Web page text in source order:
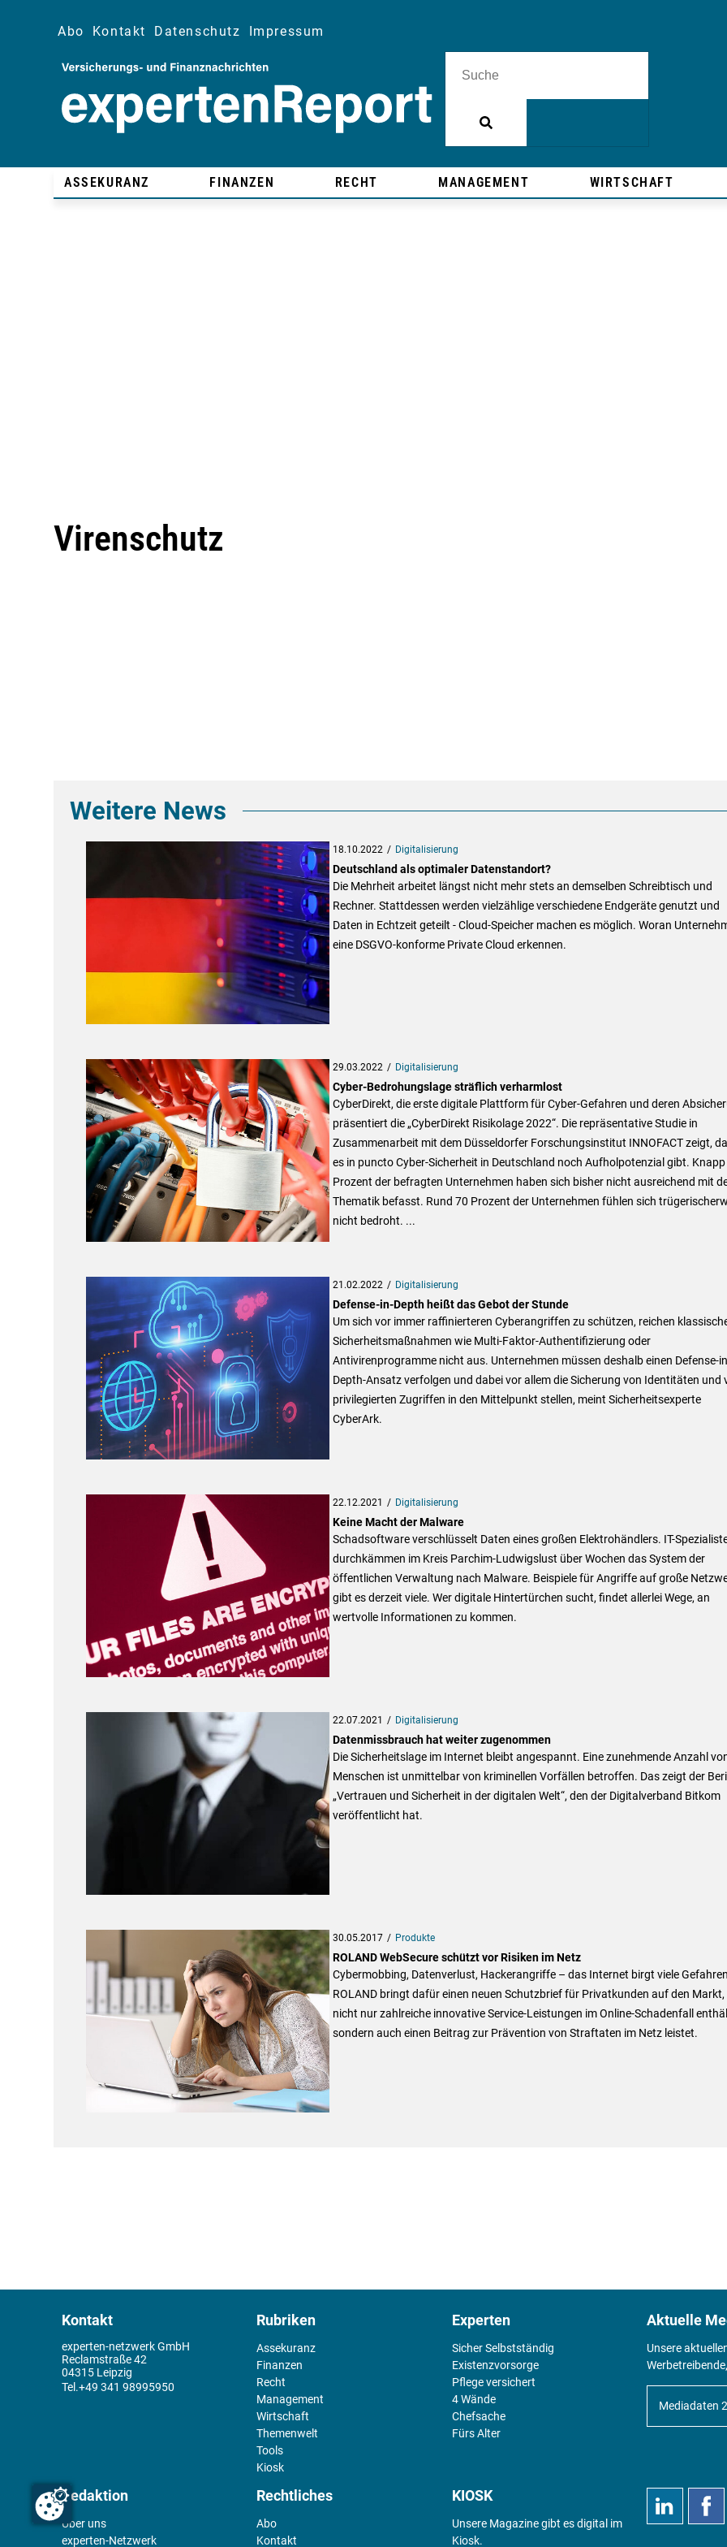
Abo Kontakt Datenschutz Impressum
ASSEKURANZ FINANZEN RECHT MANAGEMENT WIRTSCHAFT
Virenschutz
Weitere News
18.10.2022 Digitalisierung
Deutschland als optimaler Datenstandort?
Die Mehrheit arbeitet längst nicht mehr stets an demselben Schreibtisch und
Rechner. Stattdessen werden vielzählige verschiedene Endgeräte genutzt und
Daten in Echtzeit geteilt - Cloud-Speicher machen es möglich. Woran
eine DSGVO-konforme Private Cloud erkennen.
29.03.2022 Digitalisierung
Cyber-Bedrohungslage sträflich verharmlost
CyberDirekt, die erste digitale Plattform für Cyber-Gefahren und deren
präsentiert die „CyberDirekt Risikolage 2022“. Die repräsentative Studie in
Zusammenarbeit mit dem Düsseldorfer Forschungsinstitut INNOFACT zeigt,
es in puncto Cyber-Sicherheit in Deutschland noch Aufholpotenzial gibt. Knapp
Prozent der befragten Unternehmen haben sich bisher nicht ausreichend mit
Thematik befasst. Rund 70 Prozent der Unternehmen fühlen sich
nicht bedroht. ...
21.02.2022 Digitalisierung
Defense-in-Depth heißt das Gebot der Stunde
Um sich vor immer raffinierteren Cyberangriffen zu schützen, reichen
Sicherheitsmaßnahmen wie Multi-Faktor-Authentifizierung oder
Antivirenprogramme nicht aus. Unternehmen müssen deshalb einen Defense-
Depth-Ansatz verfolgen und dabei vor allem die Sicherung von Identitäten und
privilegierten Zugriffen in den Mittelpunkt stellen, meint Sicherheitsexperte
CyberArk.
22.12.2021 Digitalisierung
Keine Macht der Malware
Schadsoftware verschlüsselt Daten eines großen Elektrohändlers. IT-
durchkämmen im Kreis Parchim-Ludwigslust über Wochen das System der
öffentlichen Verwaltung nach Malware. Beispiele für Angriffe auf große
gibt es derzeit viele. Wer digitale Hintertürchen sucht, findet allerlei Wege, an
wertvolle Informationen zu kommen.
22.07.2021 Digitalisierung
Datenmissbrauch hat weiter zugenommen
Die Sicherheitslage im Internet bleibt angespannt. Eine zunehmende Anzahl
Menschen ist unmittelbar von kriminellen Vorfällen betroffen. Das zeigt der
„Vertrauen und Sicherheit in der digitalen Welt“, den der Digitalverband Bitkom
veröffentlicht hat.
30.05.2017 Produkte
ROLAND WebSecure schützt vor Risiken im Netz
Cybermobbing, Datenverlust, Hackerangriffe – das Internet birgt viele
ROLAND bringt dafür einen neuen Schutzbrief für Privatkunden auf den Markt,
nicht nur zahlreiche innovative Service-Leistungen im Online-Schadenfall
sondern auch einen Beitrag zur Prävention von Straftaten im Netz leistet.
Kontakt
experten-netzwerk GmbH
Reclamstraße 42
04315 Leipzig
+49 341 98995950
Rubriken
Assekuranz
Finanzen
Recht
Management
Wirtschaft
Themenwelt
Tools
Kiosk
Experten
Sicher Selbstständig
Existenz­vorsorge
Pflege versichert
4 Wände
Chefsache
Fürs Alter
Aktuelle
Unsere
Mediadaten
Redaktion
Über uns
experten-Netzwerk
Rechtliches
Abo
Kontakt
KIOSK
Unsere Magazine gibt es digital im
Kiosk.